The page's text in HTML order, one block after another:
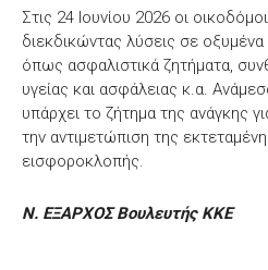
Στις 24 Ιουνίου 2026 οι
διεκδικώντας λύσεις σε
όπως ασφαλιστικά ζητήματα,
υγείας και ασφάλειας κ.α.
υπάρχει το ζήτημα της ανάγκης
την αντιμετώπιση της
εισφοροκλοπής.
Ν. ΕΞΑΡΧΟΣ Βουλευτής ΚΚΕ